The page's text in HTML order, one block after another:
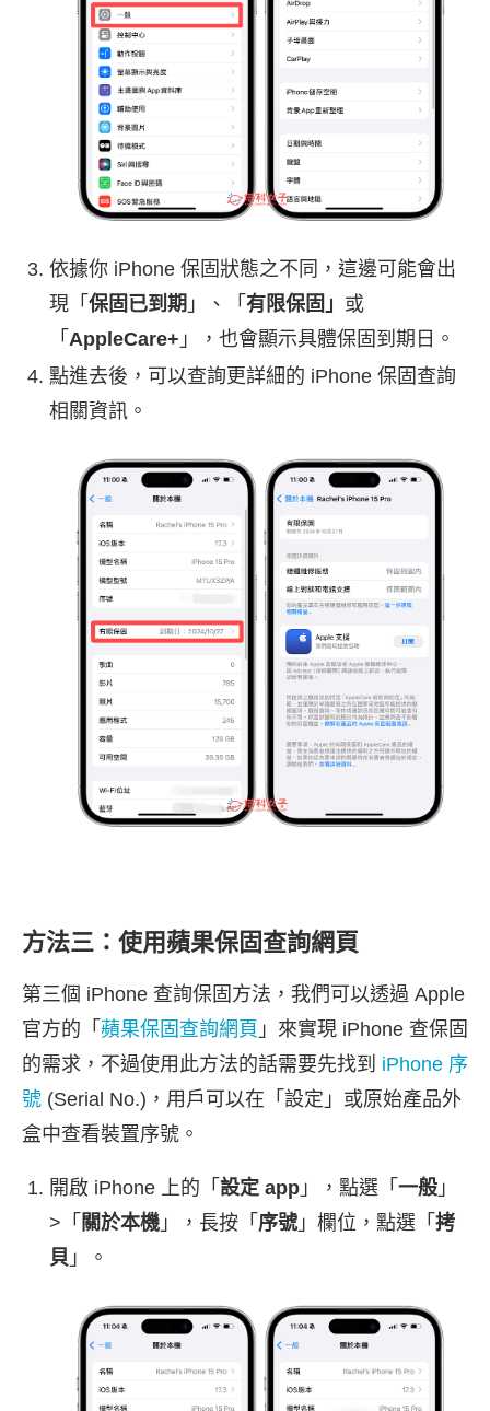
依據你 iPhone 保固狀態之不同，這邊可能會出
現「 保固已到期 」、「 有限保固」 或
「 AppleCare+ 」，也會顯示具體保固到期日。
點進去後，可以查詢更詳細的 iPhone 保固查詢
相關資訊。
方法三：使用蘋果保固查詢網頁
第三個 iPhone 查詢保固方法，我們可以透過 Apple
官方的「 蘋果保固查詢網頁 」來實現 iPhone 查保固
的需求，不過使用此方法的話需要先找到 iPhone 序
號 (Serial No.)，用戶可以在「設定」或原始產品外
盒中查看裝置序號。
開啟 iPhone 上的「 設定 app 」，點選「 一般 」
>「 關於本機 」，長按「 序號」欄位，點選「 拷
貝 」。